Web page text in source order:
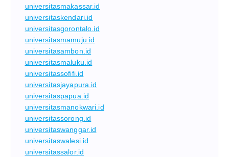
universitasmakassar.id
universitaskendari.id
universitasgorontalo.id
universitasmamuju.id
universitasambon.id
universitasmaluku.id
universitassofifi.id
universitasjayapura.id
universitaspapua.id
universitasmanokwari.id
universitassorong.id
universitaswanggar.id
universitaswalesi.id
universitassalor.id